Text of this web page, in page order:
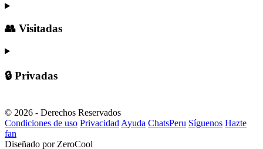
👥 Visitadas
🔒 Privadas
© 2026 - Derechos Reservados
Condiciones de uso Privacidad Ayuda ChatsPeru Síguenos Hazte
fan
Diseñado por ZeroCool